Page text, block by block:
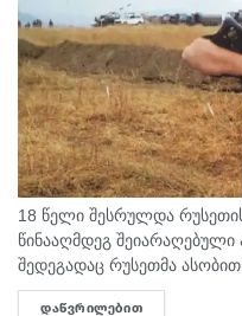
18 წელი შესრულდა
წინააღმდეგ
შედეგადაც რუსეთმა
დაიპყრო აფხაზეთი და
ᲓᲐᲬᲕᲠᲘᲚᲔᲑᲘᲗ